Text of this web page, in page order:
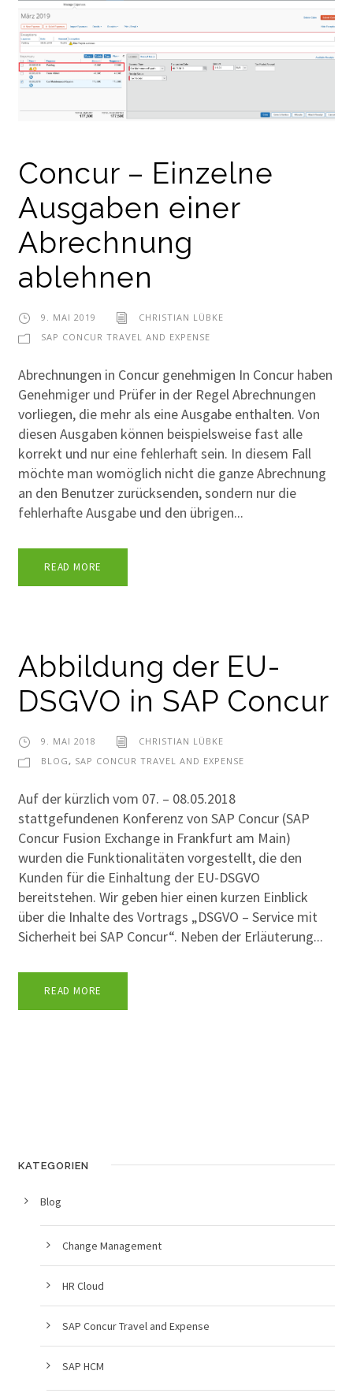
Concur – Einzelne
Ausgaben einer
Abrechnung
ablehnen
9. MAI 2019
CHRISTIAN LÜBKE
SAP CONCUR TRAVEL AND EXPENSE
Abrechnungen in Concur genehmigen In Concur haben
Genehmiger und Prüfer in der Regel Abrechnungen
vorliegen, die mehr als eine Ausgabe enthalten. Von
diesen Ausgaben können beispielsweise fast alle
korrekt und nur eine fehlerhaft sein. In diesem Fall
möchte man womöglich nicht die ganze Abrechnung
an den Benutzer zurücksenden, sondern nur die
fehlerhafte Ausgabe und den übrigen...
READ MORE
Abbildung der EU-
DSGVO in SAP Concur
9. MAI 2018
CHRISTIAN LÜBKE
BLOG, SAP CONCUR TRAVEL AND EXPENSE
Auf der kürzlich vom 07. – 08.05.2018
stattgefundenen Konferenz von SAP Concur (SAP
Concur Fusion Exchange in Frankfurt am Main)
wurden die Funktionalitäten vorgestellt, die den
Kunden für die Einhaltung der EU-DSGVO
bereitstehen. Wir geben hier einen kurzen Einblick
über die Inhalte des Vortrags „DSGVO – Service mit
Sicherheit bei SAP Concur“. Neben der Erläuterung...
READ MORE
KATEGORIEN
Blog
Change Management
HR Cloud
SAP Concur Travel and Expense
SAP HCM